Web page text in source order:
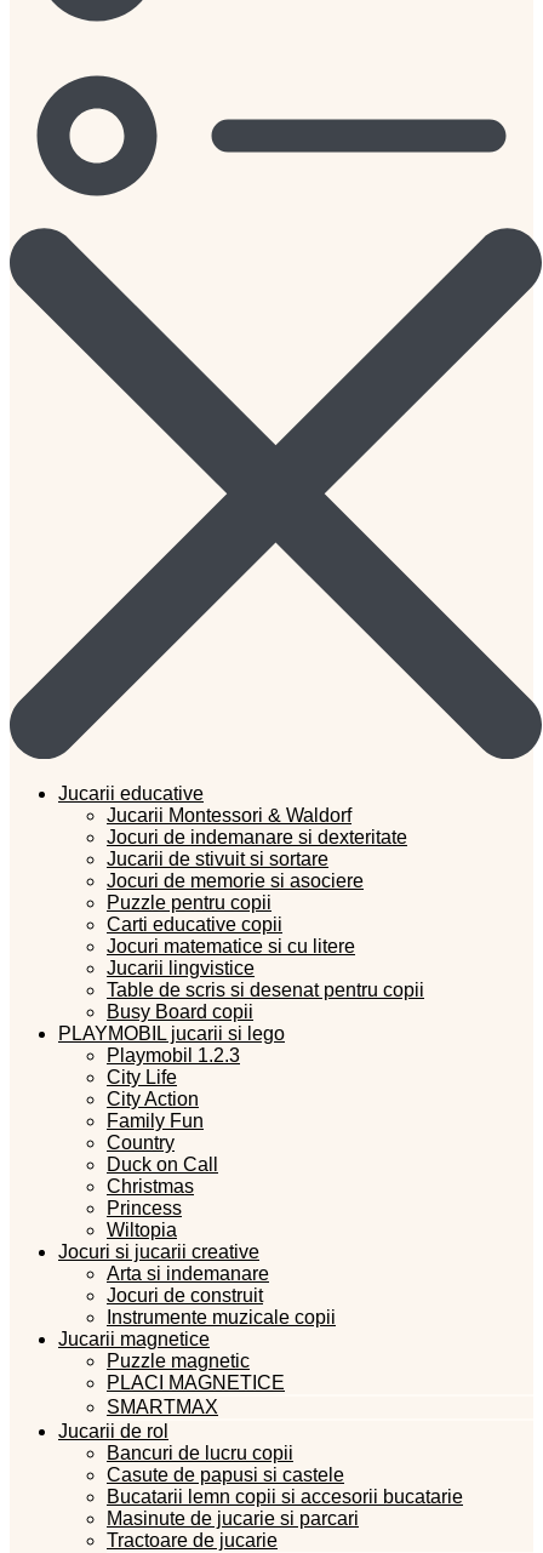
Jucarii educative
Jucarii Montessori & Waldorf
Jocuri de indemanare si dexteritate
Jucarii de stivuit si sortare
Jocuri de memorie si asociere
Puzzle pentru copii
Carti educative copii
Jocuri matematice si cu litere
Jucarii lingvistice
Table de scris si desenat pentru copii
Busy Board copii
PLAYMOBIL jucarii si lego
Playmobil 1.2.3
City Life
City Action
Family Fun
Country
Duck on Call
Christmas
Princess
Wiltopia
Jocuri si jucarii creative
Arta si indemanare
Jocuri de construit
Instrumente muzicale copii
Jucarii magnetice
Puzzle magnetic
PLACI MAGNETICE
SMARTMAX
Jucarii de rol
Bancuri de lucru copii
Casute de papusi si castele
Bucatarii lemn copii si accesorii bucatarie
Masinute de jucarie si parcari
Tractoare de jucarie